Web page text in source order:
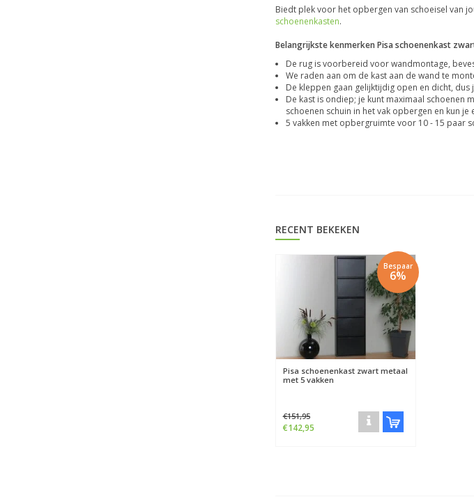
Biedt plek voor het opbergen van schoeisel van
schoenenkasten.
Belangrijkste kenmerken Pisa schoenenkast
De rug is voorbereid voor wandmontage,
We raden aan om de kast aan de wand te
De kleppen gaan gelijktijdig open en dicht,
De kast is ondiep; je kunt maximaal schoenen
schoenen schuin in het vak opbergen en kun
5 vakken met opbergruimte voor 10 - 15 paar
RECENT BEKEKEN
Bespaar
6%
Pisa schoenenkast zwart metaal
met 5 vakken
€151,95
€142,95